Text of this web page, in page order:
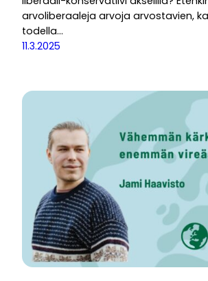
arvoliberaaleja arvoja arvostavien,
todella…
11.3.2025